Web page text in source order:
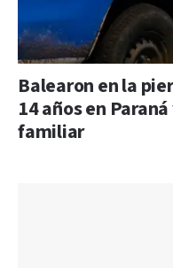
Balearon en la
14 años en
familiar